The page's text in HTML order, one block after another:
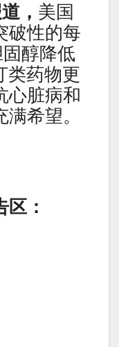
， 美国
破性的每
固醇降低
类药物更
心脏病和
希望。
：